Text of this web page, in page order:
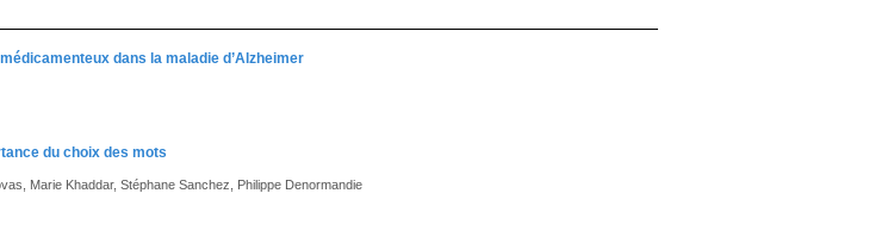
dans la maladie d’Alzheimer
du choix des mots
Marie Khaddar, Stéphane Sanchez, Philippe Denormandie